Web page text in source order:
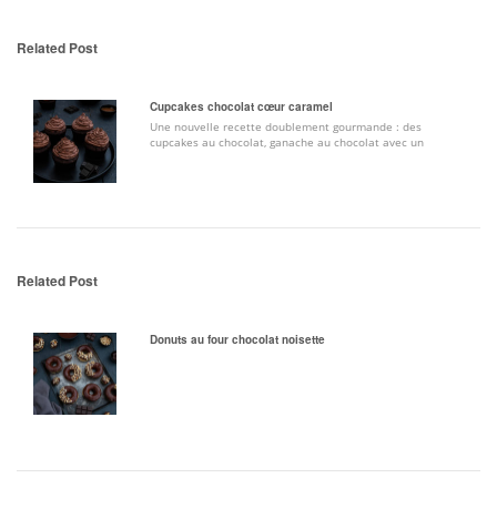
Related Post
Cupcakes chocolat cœur caramel
Une nouvelle recette doublement gourmande : des
cupcakes au chocolat, ganache au chocolat avec un
Related Post
Donuts au four chocolat noisette